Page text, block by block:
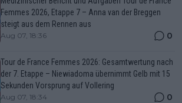
Femmes 2026, Etappe 7 – Anna van der Breggen
steigt aus dem Rennen aus
Aug 07, 18:36 0
Tour de France Femmes 2026: Gesamtwertung nach
der 7. Etappe – Niewiadoma übernimmt Gelb mit 15
Sekunden Vorsprung auf Vollering
Aug 07, 18:34 0